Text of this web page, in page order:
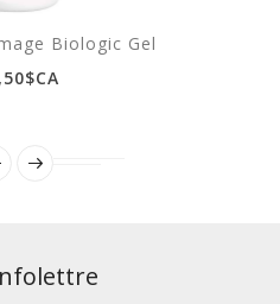
Biologic Gel